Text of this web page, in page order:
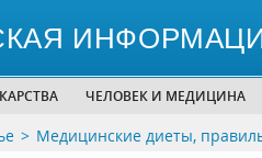
ЧЕЛОВЕК И МЕДИЦИНА
Медицинские диеты,